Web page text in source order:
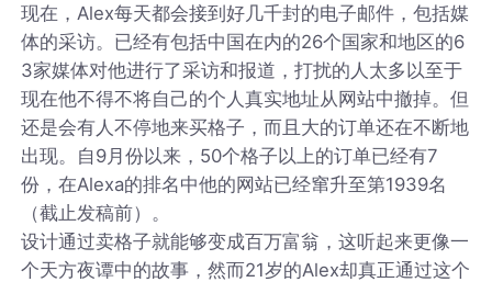
现在，Alex每天都会接到好几千封的电子邮件，包括媒
体的采访。已经有包括中国在内的26个国家和地区的6
3家媒体对他进行了采访和报道，打扰的人太多以至于
现在他不得不将自己的个人真实地址从网站中撤掉。但
还是会有人不停地来买格子，而且大的订单还在不断地
出现。自9月份以来，50个格子以上的订单已经有7
份，在Alexa的排名中他的网站已经窜升至第1939名
（截止发稿前）。
设计通过卖格子就能够变成百万富翁，这听起来更像一
个天方夜谭中的故事，然而21岁的Alex却真正通过这个